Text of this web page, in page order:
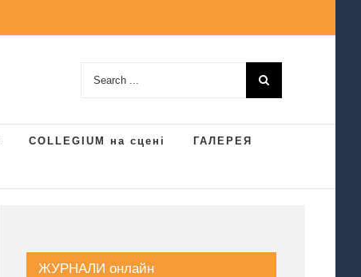
for:
COLLEGIUM на сцені ГАЛЕРЕЯ
ЖУРНАЛИ онлайн